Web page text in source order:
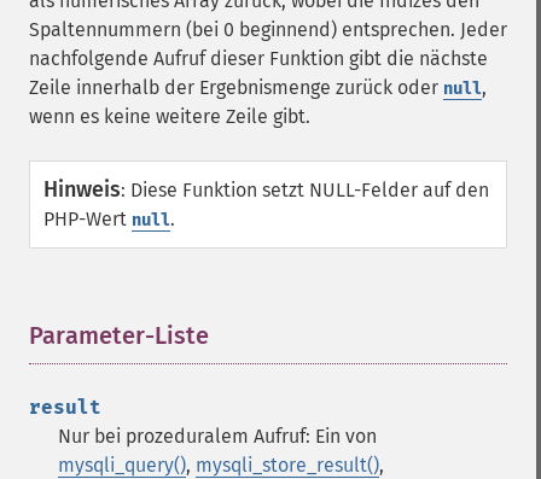
Spaltennummern (bei 0 beginnend) entsprechen. Jeder
nachfolgende Aufruf dieser Funktion gibt die nächste
Zeile innerhalb der Ergebnismenge zurück oder null,
wenn es keine weitere Zeile gibt.
Hinweis: Diese Funktion setzt NULL-Felder auf den
PHP-Wert null.
Parameter-Liste
result
Nur bei prozeduralem Aufruf: Ein von
mysqli_query(), mysqli_store_result(),